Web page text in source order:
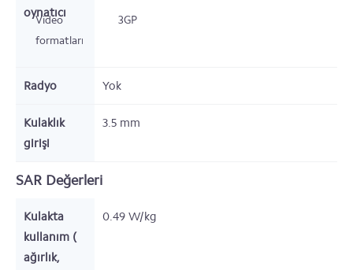
oynatıcı
Video
formatları
3GP
Radyo Yok
Kulaklık
girişi
3.5 mm
SAR Değerleri
Kulakta
kullanım (
ağırlık,
0.49 W/kg